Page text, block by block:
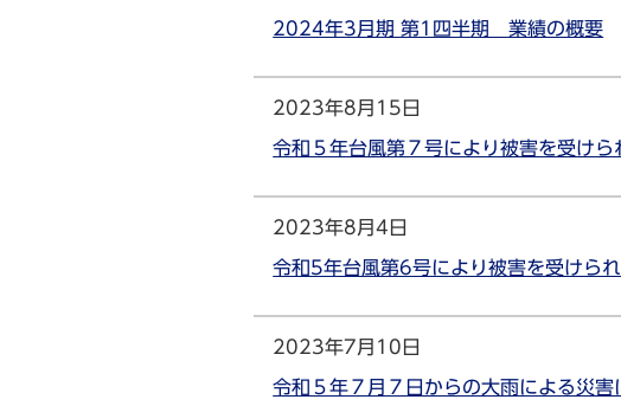
2024年3月期 第1四半期 業績の概要
2023年8月15日
令和５年台風第７号により被害を受け
2023年8月4日
令和5年台風第6号により被害を受けら
2023年7月10日
令和５年７月７日からの大雨による災